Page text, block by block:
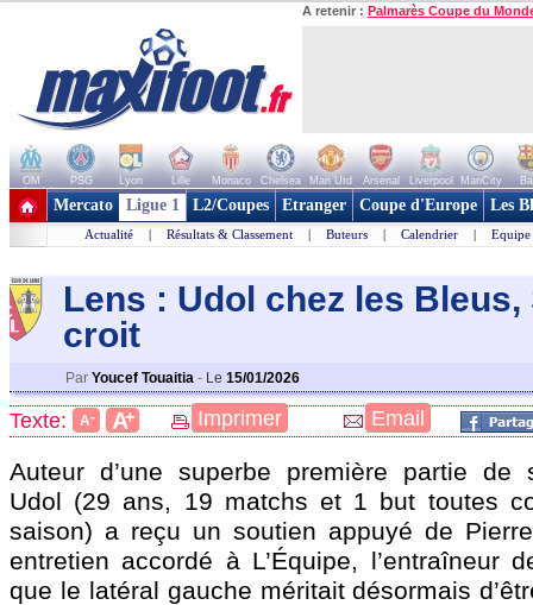
A retenir : Palmarès Coupe du
OM PSG Lyon Lille Monaco Chelsea Man Utd Arsenal Liverpool ManCity
+ de clubs
Mercato Ligue 1 L2/Coupes Etranger Coupe d'Europe Les
Actualité | Résultats & Classement | Buteurs | Calendrier | Equipe
Lens : Udol chez les Bleus,
croit
Par Youcef Touaitia - Le 15/01/2026
Texte: A- A+ Imprimer Email
Auteur d’une superbe première partie de
Udol (29 ans, 19 matchs et 1 but toutes
saison) a reçu un soutien appuyé de
entretien accordé à L’Équipe, l’entraîneur
que le latéral gauche méritait désormais